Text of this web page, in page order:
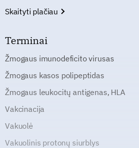
Skaityti plačiau
Terminai
Žmogaus imunodeficito virusas
Žmogaus kasos polipeptidas
Žmogaus leukocitų antigenas, HLA
Vakcinacija
Vakuolė
Vakuolinis protonų siurblys